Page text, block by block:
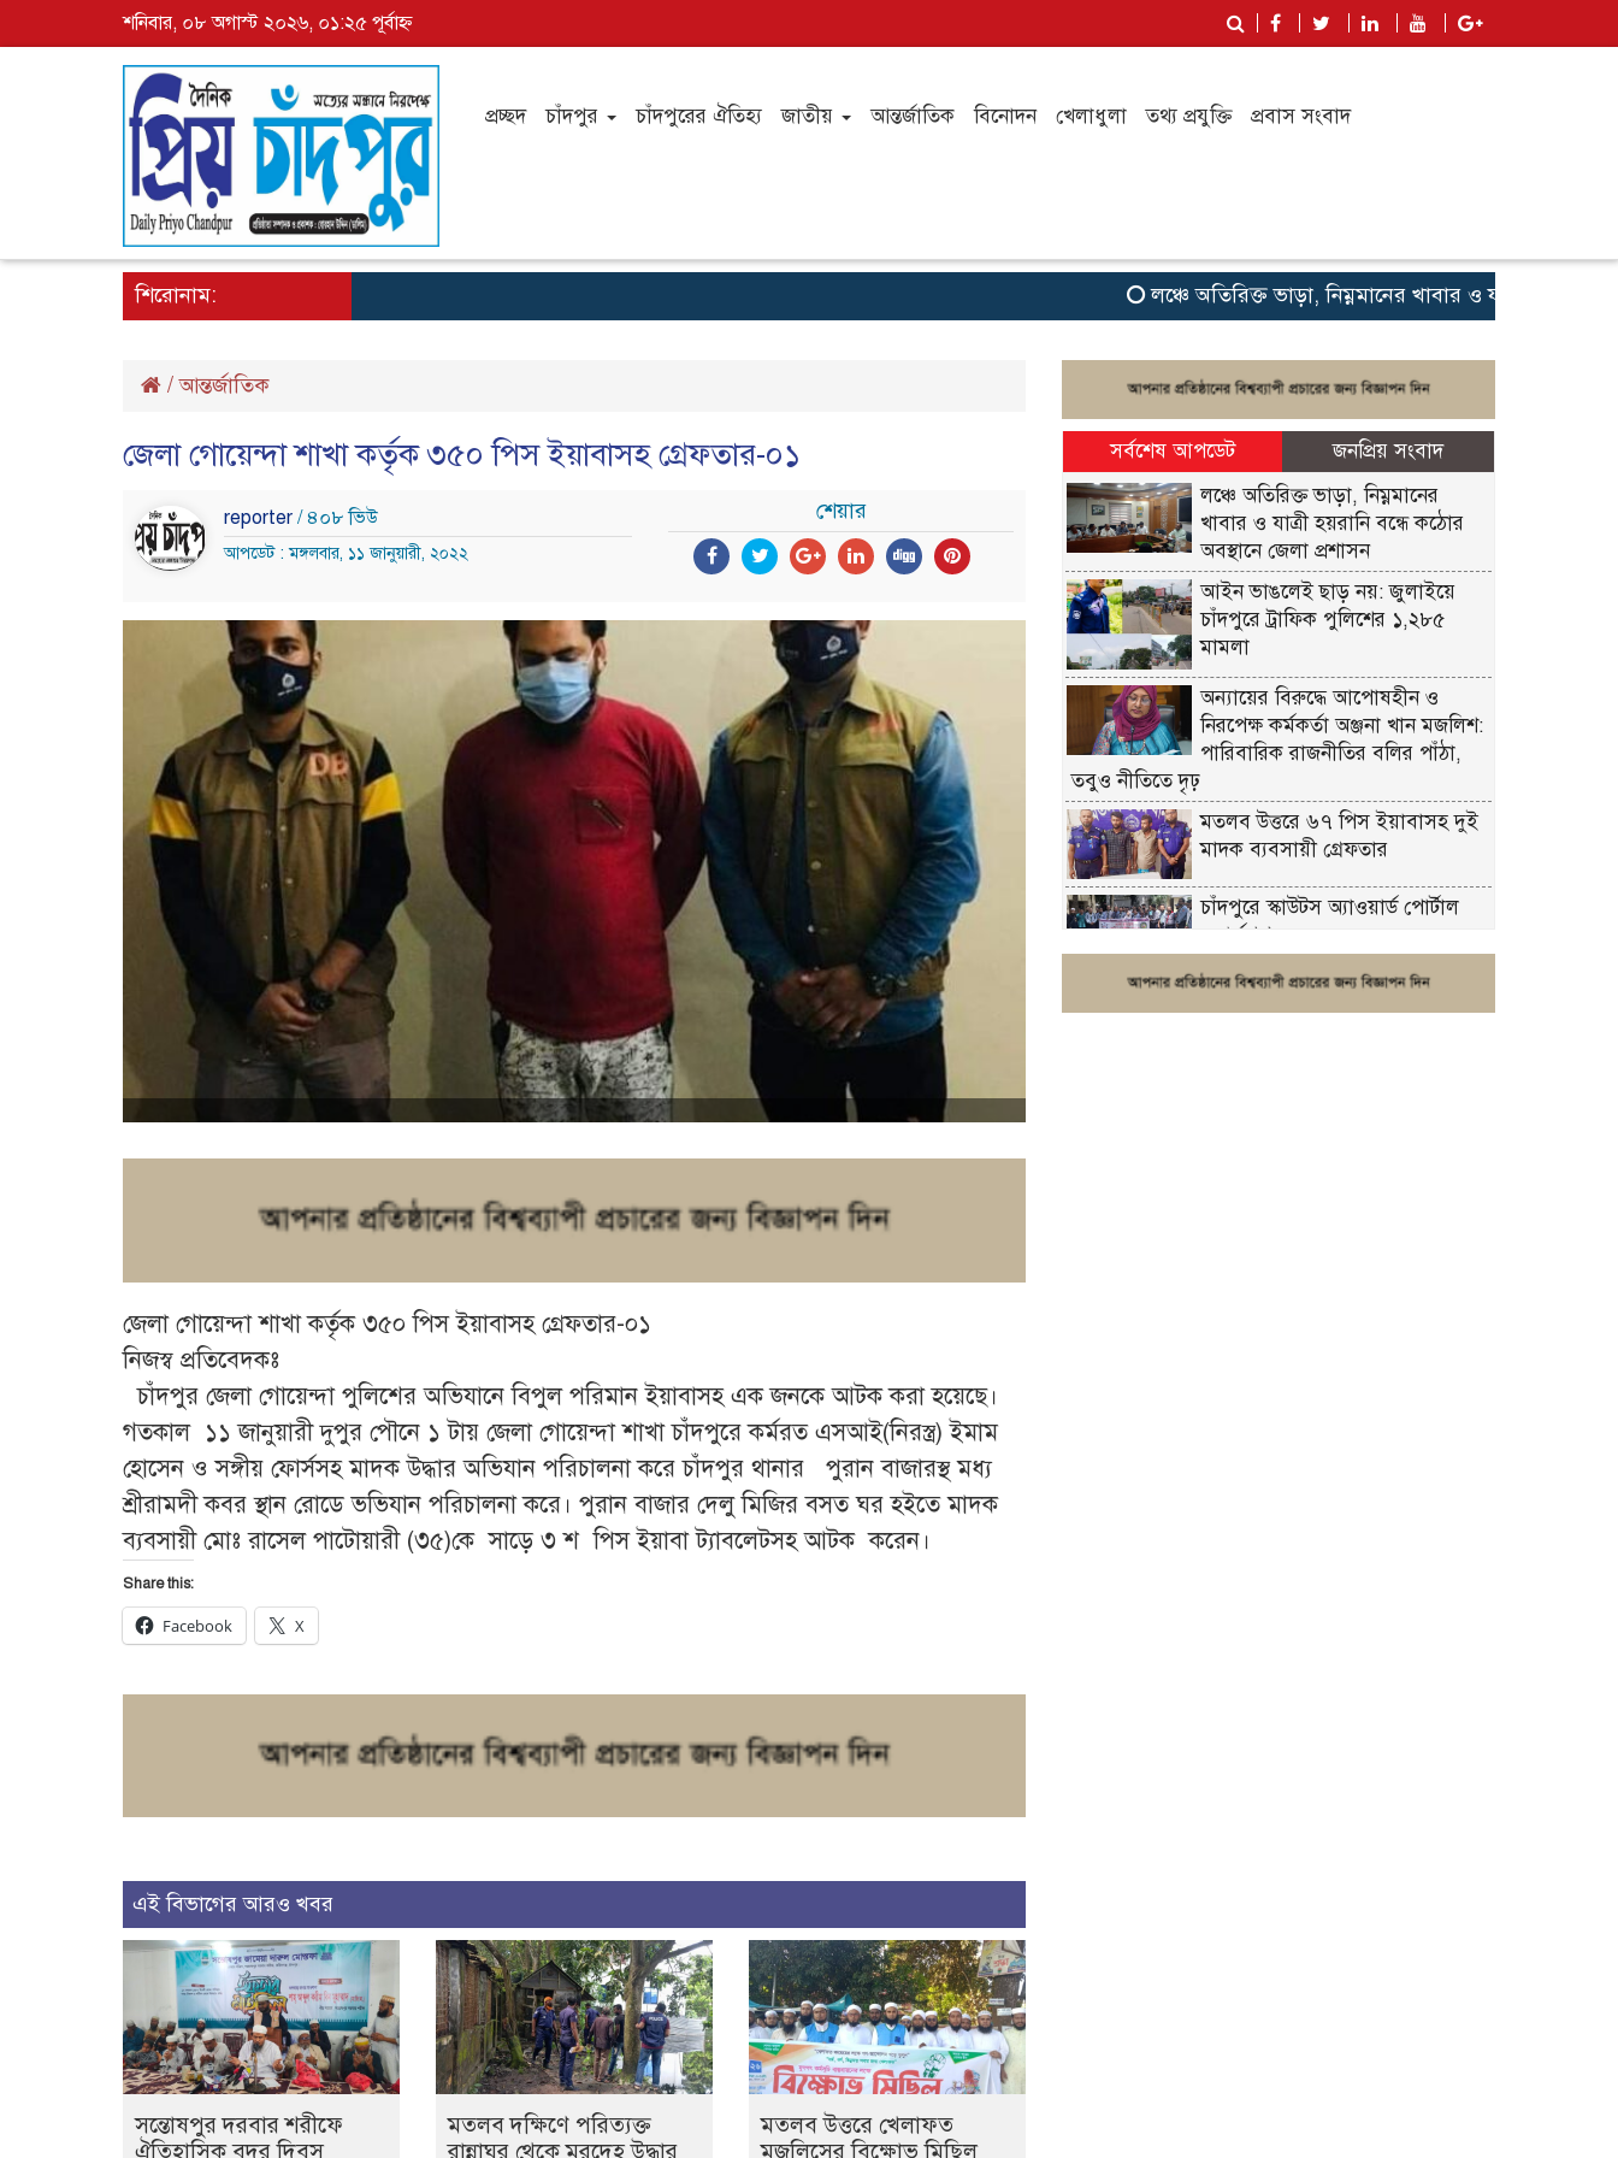
শনিবার, ০৮ অগাস্ট ২০২৬, ০১:২৫ পূর্বাহ্ন
প্রচ্ছদ চাঁদপুর চাঁদপুরের ঐতিহ্য জাতীয় আন্তর্জাতিক বিনোদন খেলাধুলা তথ্য প্রযুক্তি প্রবাস সংবাদ
শিরোনাম: লঞ্চে অতিরিক্ত ভাড়া, নিম্নমানের খাবার ও যাত্রী হয়রানি বন্ধে
/আন্তর্জাতিক
জেলা গোয়েন্দা শাখা কর্তৃক ৩৫০ পিস ইয়াবাসহ গ্রেফতার-০১
reporter / ৪০৮ ভিউ
আপডেট : মঙ্গলবার, ১১ জানুয়ারী, ২০২২
শেয়ার
জেলা গোয়েন্দা শাখা কর্তৃক ৩৫০ পিস ইয়াবাসহ গ্রেফতার-০১
নিজস্ব প্রতিবেদকঃ
চাঁদপুর জেলা গোয়েন্দা পুলিশের অভিযানে বিপুল পরিমান ইয়াবাসহ এক জনকে আটক করা হয়েছে।
গতকাল ১১ জানুয়ারী দুপুর পৌনে ১ টায় জেলা গোয়েন্দা শাখা চাঁদপুরে কর্মরত এসআই(নিরস্ত্র) ইমাম
হোসেন ও সঙ্গীয় ফোর্সসহ মাদক উদ্ধার অভিযান পরিচালনা করে চাঁদপুর থানার পুরান বাজারস্থ মধ্য
শ্রীরামদী কবর স্থান রোডে ভভিযান পরিচালনা করে। পুরান বাজার দেলু মিজির বসত ঘর হইতে মাদক
ব্যবসায়ী মোঃ রাসেল পাটোয়ারী (৩৫)কে সাড়ে ৩ শ পিস ইয়াবা ট্যাবলেটসহ আটক করেন।
Share this:
Facebook X
এই বিভাগের আরও খবর
সন্তোষপুর দরবার শরীফে
ঐতিহাসিক বদর দিবস
মতলব দক্ষিণে পরিত্যক্ত
রান্নাঘর থেকে মরদেহ উদ্ধার
মতলব উত্তরে খেলাফত
মজলিসের বিক্ষোভ মিছিল
সর্বশেষ আপডেট
জনপ্রিয় সংবাদ
লঞ্চে অতিরিক্ত ভাড়া, নিম্নমানের
খাবার ও যাত্রী হয়রানি বন্ধে কঠোর
অবস্থানে জেলা প্রশাসন
আইন ভাঙলেই ছাড় নয়: জুলাইয়ে
চাঁদপুরে ট্রাফিক পুলিশের ১,২৮৫
মামলা
অন্যায়ের বিরুদ্ধে আপোষহীন ও
নিরপেক্ষ কর্মকর্তা অঞ্জনা খান মজলিশ:
পারিবারিক রাজনীতির বলির পাঁঠা,
তবুও নীতিতে দৃঢ়
মতলব উত্তরে ৬৭ পিস ইয়াবাসহ দুই
মাদক ব্যবসায়ী গ্রেফতার
চাঁদপুরে স্কাউটস অ্যাওয়ার্ড পোর্টাল
ওয়ার্কশপ
ফরিদগঞ্জে চুরির আতঙ্ক: এক সপ্তাহে
২০টির বেশি ঘটনা, নিরাপত্তাহীনতায়